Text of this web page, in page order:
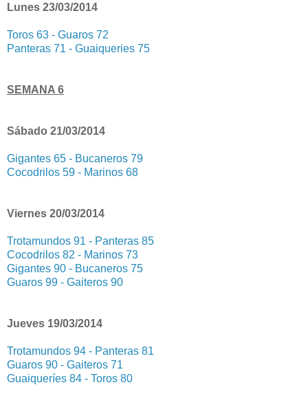
Lunes 23/03/2014
Toros 63 - Guaros 72
Panteras 71 - Guaiqueries 75
SEMANA 6
Sábado 21/03/2014
Gigantes 65 - Bucaneros 79
Cocodrilos 59 - Marinos 68
Viernes 20/03/2014
Trotamundos 91 - Panteras 85
Cocodrilos 82 - Marinos 73
Gigantes 90 - Bucaneros 75
Guaros 99 - Gaiteros 90
Jueves 19/03/2014
Trotamundos 94 - Panteras 81
Guaros 90 - Gaiteros 71
Guaiqueríes 84 - Toros 80